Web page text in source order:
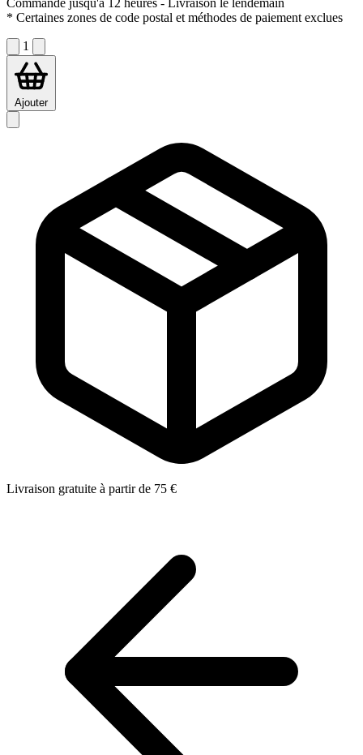
Commandé jusqu'à 12 heures - Livraison le lendemain
* Certaines zones de code postal et méthodes de paiement exclues
1
Ajouter
Livraison gratuite à partir de 75 €